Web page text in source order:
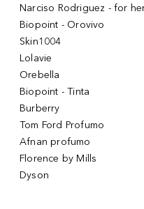
Narciso Rodriguez - for
Biopoint - Orovivo
Skin1004
Lolavie
Orebella
Biopoint - Tinta
Burberry
Tom Ford Profumo
Afnan profumo
Florence by Mills
Dyson